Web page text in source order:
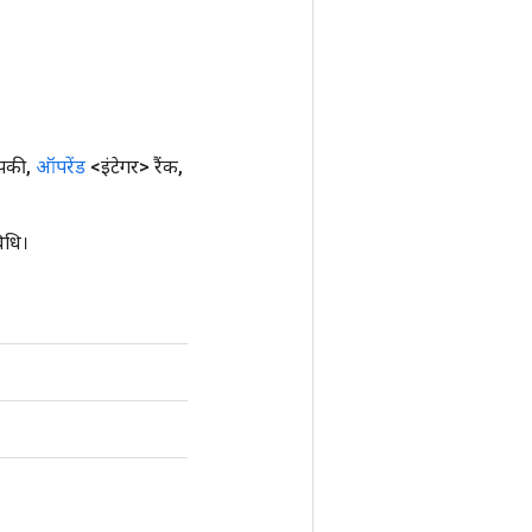
, ऑपरेंड <इंटेगर> रैंक,